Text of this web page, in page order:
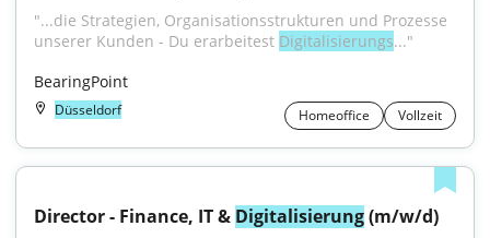
"...die Strategien, Organisationsstrukturen und Prozesse
unserer Kunden - Du erarbeitest Digitalisierungs..."
BearingPoint
Düsseldorf Homeoffice Vollzeit
Director - Finance, IT & Digitalisierung (m/w/d)